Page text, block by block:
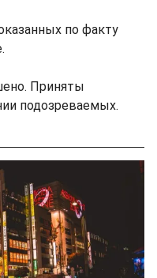
по факту
Приняты
подозреваемых.